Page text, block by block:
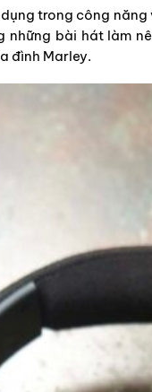
trong công
những bài hát làm
đình Marley.